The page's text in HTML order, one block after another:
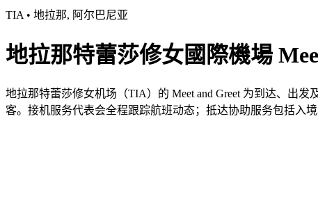
TIA • 地拉那, 阿尔巴尼亚
地拉那特蕾莎修女國際機場
地拉那特蕾莎修女机场（TIA）的 Meet and Greet 为到达、出
客。接机服务代表会全程跟踪航班动态；抵达协助服务包括入